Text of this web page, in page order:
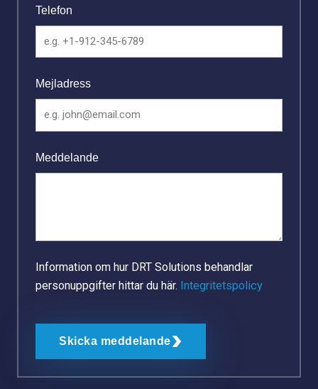
Telefon
Mejladress
Meddelande
Information om hur DRT Solutions behandlar
personuppgifter hittar du här. Integritetspolicy
Skicka meddelande